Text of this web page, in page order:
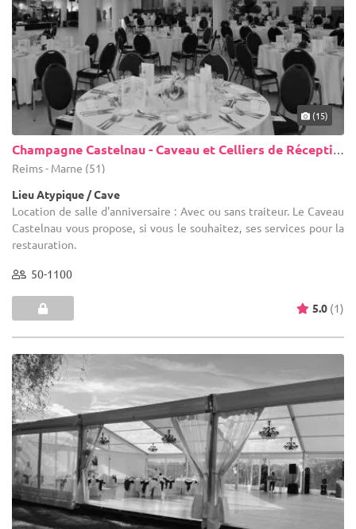
(15)
Reims - Marne (51)
Lieu Atypique / Cave
Location de salle d'anniversaire : Avec ou sans traiteur. Le Caveau
Castelnau vous propose, si vous le souhaitez, ses services pour la
restauration.
50-1100
5.0 (1)